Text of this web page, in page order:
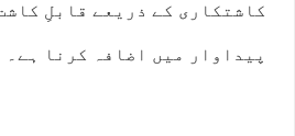
کاشتکاری کے ذریعے قابلِ
پیداوار میں اضافہ کرنا ہے۔